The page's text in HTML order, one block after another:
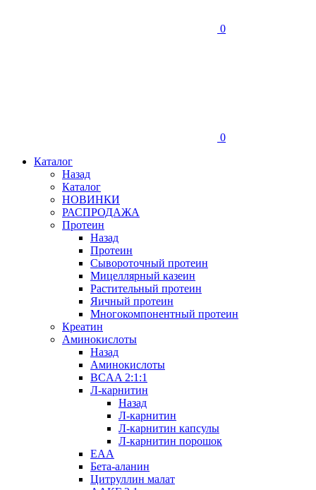
0
0
Каталог
Назад
Каталог
НОВИНКИ
РАСПРОДАЖА
Протеин
Назад
Протеин
Сывороточный протеин
Мицеллярный казеин
Растительный протеин
Яичный протеин
Многокомпонентный протеин
Креатин
Аминокислоты
Назад
Аминокислоты
BCAA 2:1:1
Л-карнитин
Назад
Л-карнитин
Л-карнитин капсулы
Л-карнитин порошок
EAA
Бета-аланин
Цитруллин малат